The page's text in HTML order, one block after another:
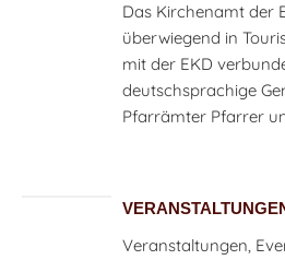
Das Kirchenamt der
überwiegend in
mit der EKD
deutschsprachige
Pfarrämter Pfarrer
Veranstaltungen,